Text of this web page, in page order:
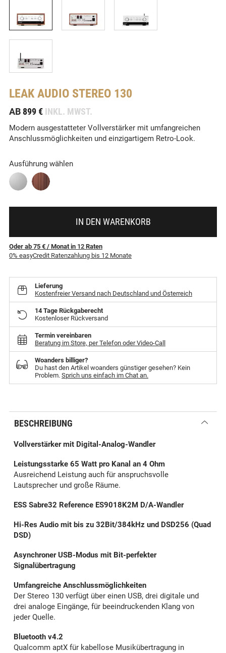
LEAK AUDIO STEREO 130
AB 899 € INKL. MWST.
Modern ausgestatteter Vollverstärker mit umfangreichen
Anschlussmöglichkeiten und einzigartigem Retro-Look.
Ausführung wählen
IN DEN WARENKORB
Oder ab 75 € / Monatin 12 Raten
0% easyCredit Ratenzahlung bis 12 Monate
Lieferung
Kostenfreier Versand nach Deutschland und Österreich
14 Tage Rückgaberecht
Kostenloser Rückversand
Termin vereinbaren
Beratung im Store, per Telefon oder Video-Call
Woanders billiger?
Du hast den Artikel woanders günstiger gesehen? Kein
Problem. Sprich uns einfach im Chat an.
BESCHREIBUNG
Vollverstärker mit Digital-Analog-Wandler
Leistungsstarke 65 Watt pro Kanal an 4 Ohm
Ausreichend Leistung auch für anspruchsvolle
Lautsprecher und große Räume.
ESS Sabre32 Reference ES9018K2M D/A-Wandler
Hi-Res Audio mit bis zu 32Bit/384kHz und DSD256 (Quad
DSD)
Asynchroner USB-Modus mit Bit-perfekter
Signalübertragung
Umfangreiche Anschlussmöglichkeiten
Der Stereo 130 verfügt über einen USB, drei digitale und
drei analoge Eingänge, für beeindruckenden Klang von
jeder Quelle.
Bluetooth v4.2
Qualcomm aptX für kabellose Musikübertragung in